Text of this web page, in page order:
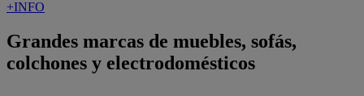
+INFO
Grandes marcas de muebles, sofás,
colchones y electrodomésticos